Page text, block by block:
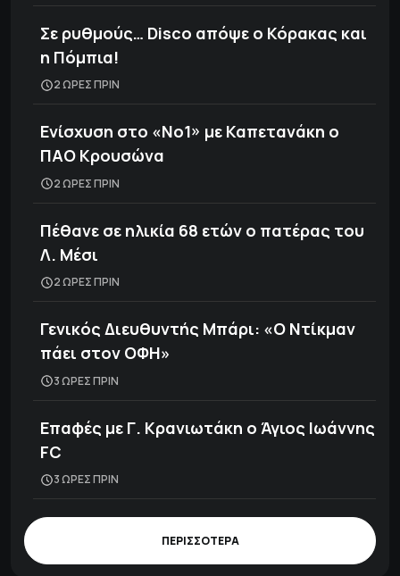
Σε ρυθμούς… Disco απόψε ο Κόρακας και
η Πόμπια!
2 ΩΡΕΣ ΠΡΙΝ
Ενίσχυση στο «Νο1» με Καπετανάκη ο
ΠΑΟ Κρουσώνα
2 ΩΡΕΣ ΠΡΙΝ
Πέθανε σε ηλικία 68 ετών ο πατέρας του
Λ. Μέσι
2 ΩΡΕΣ ΠΡΙΝ
Γενικός Διευθυντής Μπάρι: «Ο Ντίκμαν
πάει στον ΟΦΗ»
3 ΩΡΕΣ ΠΡΙΝ
Επαφές με Γ. Κρανιωτάκη ο Άγιος Ιωάννης
FC
3 ΩΡΕΣ ΠΡΙΝ
ΠΕΡΙΣΣΟΤΕΡΑ